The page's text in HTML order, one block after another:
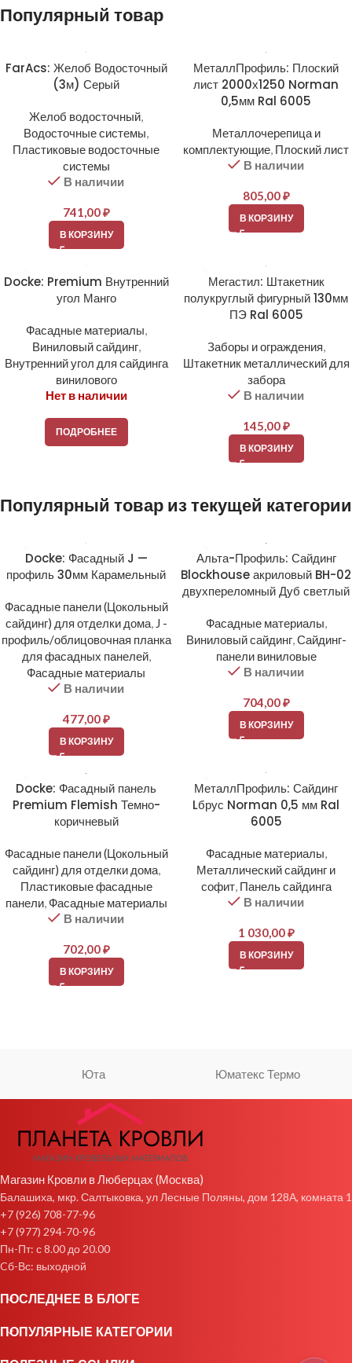
Популярный товар
FarAcs: Желоб Водосточный
(3м) Серый
Желоб водосточный,
Водосточные системы,
Пластиковые водосточные
системы
В наличии
741,00₽
В КОРЗИНУ
МеталлПрофиль: Плоский
лист 2000х1250 Norman
0,5мм Ral 6005
Металлочерепица и
комплектующие, Плоский лист
В наличии
805,00₽
В КОРЗИНУ
Docke: Premium Внутренний
угол Манго
Фасадные материалы,
Виниловый сайдинг,
Внутренний угол для сайдинга
винилового
Нет в наличии
ПОДРОБНЕЕ
Мегастил: Штакетник
полукруглый фигурный 130мм
ПЭ Ral 6005
Заборы и ограждения,
Штакетник металлический для
забора
В наличии
145,00₽
В КОРЗИНУ
Популярный товар из текущей категории
Docke: Фасадный J —
профиль 30мм Карамельный
Фасадные панели (Цокольный
сайдинг) для отделки дома, J -
профиль/облицовочная планка
для фасадных панелей,
Фасадные материалы
В наличии
477,00₽
В КОРЗИНУ
Альта-Профиль: Сайдинг
Blockhouse акриловый BH-02
двухпереломный Дуб светлый
Фасадные материалы,
Виниловый сайдинг,Сайдинг-
панели виниловые
В наличии
704,00₽
В КОРЗИНУ
Docke: Фасадный панель
Premium Flemish Темно-
коричневый
Фасадные панели (Цокольный
сайдинг) для отделки дома,
Пластиковые фасадные
панели, Фасадные материалы
В наличии
702,00₽
В КОРЗИНУ
МеталлПрофиль: Сайдинг
Lбрус Norman 0,5 мм Ral
6005
Фасадные материалы,
Металлический сайдинг и
софит, Панель сайдинга
В наличии
1 030,00₽
В КОРЗИНУ
Юта Юматекс Термо
Магазин Кровли в Люберцах (Москва)
Балашиха, мкр. Салтыковка, ул Лесные Поляны, дом 128А, комната 1
+7 (926) 708-77-96
+7 (977) 294-70-96
Пн-Пт: с 8.00 до 20.00
Cб-Вс: выходной
ПОСЛЕДНЕЕ В БЛОГЕ
ПОПУЛЯРНЫЕ КАТЕГОРИИ